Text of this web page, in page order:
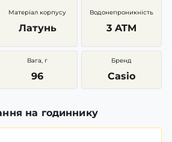
Матеріал корпусу
Латунь
Водонепроникність
3 ATM
Вага, г
96
Бренд
Casio
на годиннику